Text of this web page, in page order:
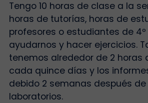
Tengo 10 horas de clase a la
horas de tutorías, horas de
profesores o estudiantes de
ayudarnos y hacer ejercicios.
tenemos alrededor de 2 horas
cada quince días y los
debido 2 semanas después
laboratorios.